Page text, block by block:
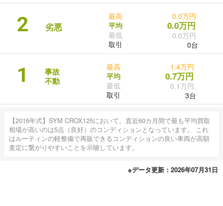
2 劣悪
最高
平均
最低
取引
0.0万円
0.0万円
0.0万円
0台
1
事故
不動
最高
平均
最低
取引
1.4万円
0.7万円
0.1万円
3台
【2016年式】SYM CROX125において。直近60カ月間で最も平均買取
相場が高いのは5点（良好）のコンディションとなっています。 これ
はルーティンの軽整備で再販できるコンディションの良い車両が高額
査定に繋がりやすいことを示唆しています。
※データ更新：2026年07月31日